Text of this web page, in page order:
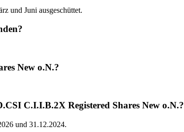
und Juni ausgeschüttet.
New o.N.?
C.I.I.B.2X Registered Shares New o.N.?
und 31.12.2024.